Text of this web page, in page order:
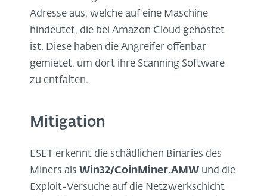
Adresse aus, welche auf eine Maschine
hindeutet, die bei Amazon Cloud gehostet
ist. Diese haben die Angreifer offenbar
gemietet, um dort ihre Scanning Software
zu entfalten.
Mitigation
ESET erkennt die schädlichen Binaries des
Miners als Win32/CoinMiner.AMW und die
Exploit-Versuche auf die Netzwerkschicht